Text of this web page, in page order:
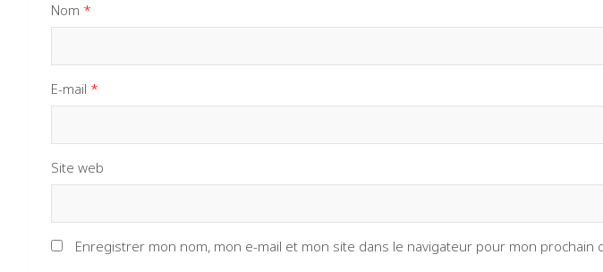
Nom *
E-mail *
Site web
Enregistrer mon nom, mon e-mail et mon site dans le navigateur pour mon prochain